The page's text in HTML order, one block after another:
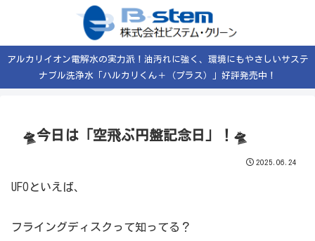
アルカリイオン電解水の実力派！油汚れに強く、環境にもやさしいサステ
ナブル洗浄水「ハルカリくん＋（プラス）」好評発売中！
🛸今日は「空飛ぶ円盤記念日」！🛸
2025.06.24
UFOといえば、
フライングディスクって知ってる？